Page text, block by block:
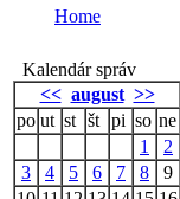
Home
Kalendár správ
<< august >>
po ut st št pi so ne
1
2
3
4 5 6 7 8
9